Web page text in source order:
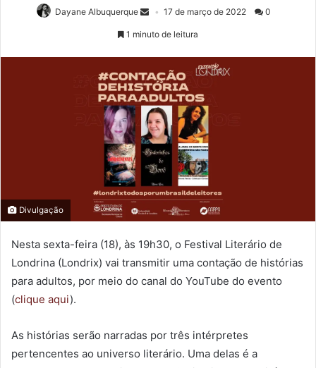
Dayane Albuquerque 17 de março de 2022 0
1 minuto de leitura
Divulgação
Nesta sexta-feira (18), às 19h30, o Festival Literário de
Londrina (Londrix) vai transmitir uma contação de histórias
para adultos, por meio do canal do YouTube do evento
(clique aqui).
As histórias serão narradas por três intérpretes
pertencentes ao universo literário. Uma delas é a